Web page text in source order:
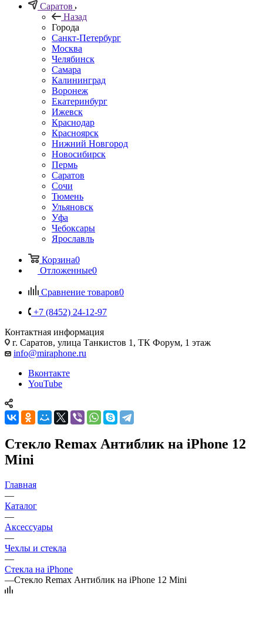
Саратов
Назад
Города
Санкт-Петербург
Москва
Челябинск
Самара
Калининград
Воронеж
Екатеринбург
Ижевск
Краснодар
Красноярск
Нижний Новгород
Новосибирск
Пермь
Саратов
Сочи
Тюмень
Ульяновск
Уфа
Чебоксары
Ярославль
Корзина0
Отложенные0
Сравнение товаров0
+7 (8452) 24-12-97
Контактная информация
г. Саратов, улица Танкистов 1, ТК Форум, 1 этаж
info@miraphone.ru
Вконтакте
YouTube
Стекло Remax Антиблик на iPhone 12
Mini
Главная
—
Каталог
—
Аксессуары
—
Чехлы и стекла
—
Стекла на iPhone
—Стекло Remax Антиблик на iPhone 12 Mini